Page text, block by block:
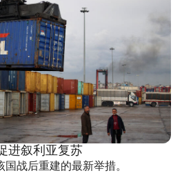
进叙利亚复苏
战后重建的最新举措。